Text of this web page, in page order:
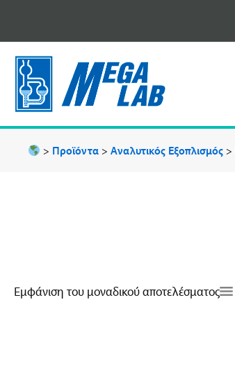
> Προϊόντα >Αναλυτικός Εξοπλισμός >
Εμφάνιση του μοναδικού αποτελέσματος